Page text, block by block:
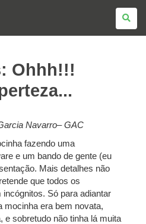
Ohhh!!!
Navarro– GAC
fazendo uma
e um bando de gente (eu
Mais detalhes não
que todos os
Só para adiantar
mocinha era bem novata,
e sobretudo não tinha lá muita